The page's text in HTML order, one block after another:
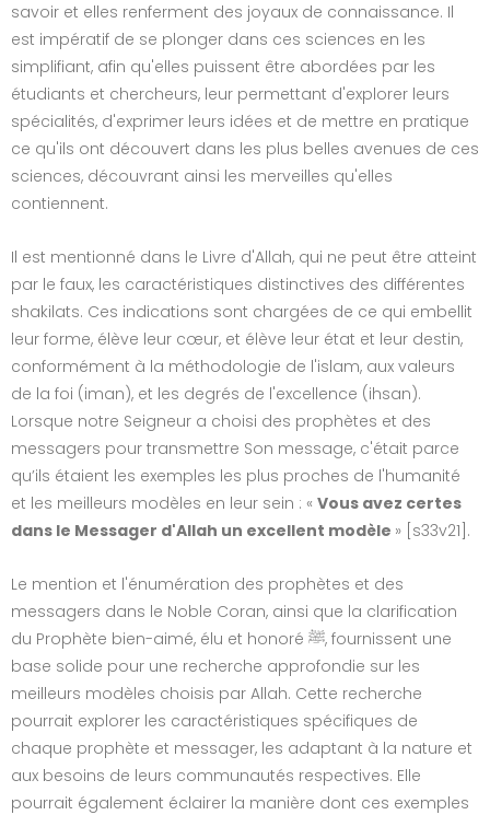
savoir et elles renferment des joyaux de connaissance. Il
est impératif de se plonger dans ces sciences en les
simplifiant, afin qu'elles puissent être abordées par les
étudiants et chercheurs, leur permettant d'explorer leurs
spécialités, d'exprimer leurs idées et de mettre en pratique
ce qu'ils ont découvert dans les plus belles avenues de ces
sciences, découvrant ainsi les merveilles qu'elles
contiennent.
Il est mentionné dans le Livre d'Allah, qui ne peut être atteint
par le faux, les caractéristiques distinctives des différentes
shakilats. Ces indications sont chargées de ce qui embellit
leur forme, élève leur cœur, et élève leur état et leur destin,
conformément à la méthodologie de l'islam, aux valeurs
de la foi (iman), et les degrés de l'excellence (ihsan).
Lorsque notre Seigneur a choisi des prophètes et des
messagers pour transmettre Son message, c'était parce
qu’ils étaient les exemples les plus proches de l'humanité
et les meilleurs modèles en leur sein : « Vous avez certes
dans le Messager d'Allah un excellent modèle » [s33v21].
Le mention et l'énumération des prophètes et des
messagers dans le Noble Coran, ainsi que la clarification
du Prophète bien-aimé, élu et honoré ﷺ, fournissent une
base solide pour une recherche approfondie sur les
meilleurs modèles choisis par Allah. Cette recherche
pourrait explorer les caractéristiques spécifiques de
chaque prophète et messager, les adaptant à la nature et
aux besoins de leurs communautés respectives. Elle
pourrait également éclairer la manière dont ces exemples